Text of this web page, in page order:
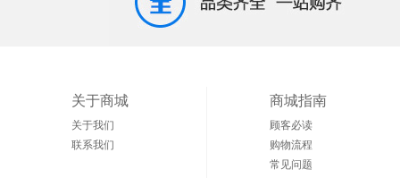
关于商城
关于我们
联系我们
商城指南
顾客必读
购物流程
常见问题